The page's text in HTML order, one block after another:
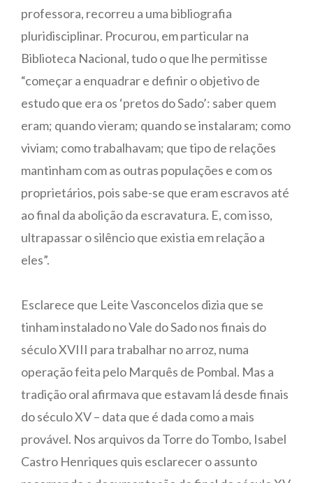
professora, recorreu a uma bibliografia
pluridisciplinar. Procurou, em particular na
Biblioteca Nacional, tudo o que lhe permitisse
“começar a enquadrar e definir o objetivo de
estudo que era os ‘pretos do Sado’: saber quem
eram; quando vieram; quando se instalaram; como
viviam; como trabalhavam; que tipo de relações
mantinham com as outras populações e com os
proprietários, pois sabe-se que eram escravos até
ao final da abolição da escravatura. E, com isso,
ultrapassar o silêncio que existia em relação a
eles”.
Esclarece que Leite Vasconcelos dizia que se
tinham instalado no Vale do Sado nos finais do
século XVIII para trabalhar no arroz, numa
operação feita pelo Marquês de Pombal. Mas a
tradição oral afirmava que estavam lá desde finais
do século XV – data que é dada como a mais
provável. Nos arquivos da Torre do Tombo, Isabel
Castro Henriques quis esclarecer o assunto